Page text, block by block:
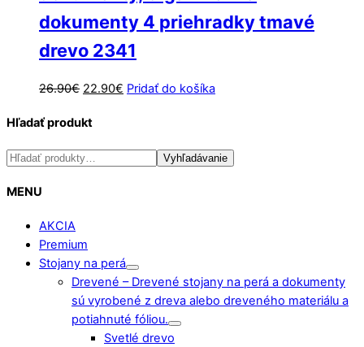
dokumenty 4 priehradky tmavé
drevo 2341
26.90€ Pôvodná
bola:
22.90€ Aktuálna
Pridať do košíka
Hľadať produkt
Hľadať: Vyhľadávanie
MENU
AKCIA
Premium
Stojany na perá
Drevené – Drevené stojany na perá a dokumenty
sú vyrobené z dreva alebo dreveného materiálu a
potiahnuté fóliou.
Svetlé drevo